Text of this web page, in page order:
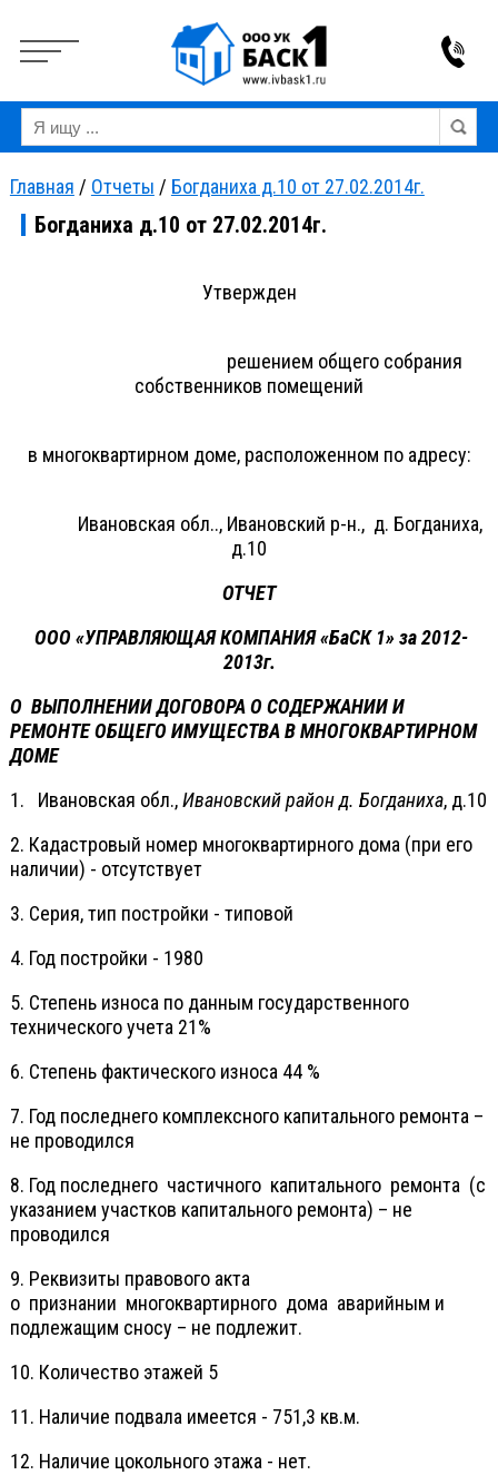
Версия для слабовидящих: Вкл Изображения: Выкл
Главная / Отчеты / Богданиха д.10 от 27.02.2014г.
Богданиха д.10 от 27.02.2014г.
Утвержден
решением общего собрания
собственников помещений
в многоквартирном доме, расположенном по адресу:
Ивановская обл.., Ивановский р-н., д. Богданиха,
д.10
ОТЧЕТ
ООО «УПРАВЛЯЮЩАЯ КОМПАНИЯ «БаСК 1» за 2012-
2013г.
О ВЫПОЛНЕНИИ ДОГОВОРА О СОДЕРЖАНИИ И
РЕМОНТЕ ОБЩЕГО ИМУЩЕСТВА В МНОГОКВАРТИРНОМ
ДОМЕ
1. Ивановская обл.,Ивановский район д. Богданиха, д.10
2. Кадастровый номер многоквартирного дома (при его
наличии) - отсутствует
3. Серия, тип постройки - типовой
4. Год постройки - 1980
5. Степень износа по данным государственного
технического учета 21%
6. Степень фактического износа 44 %
7. Год последнего комплексного капитального ремонта –
не проводился
8. Год последнего частичного капитального ремонта (с
указанием участков капитального ремонта) – не
проводился
9. Реквизиты правового акта
о признании многоквартирного дома аварийным и
подлежащим сносу – не подлежит.
10. Количество этажей 5
11. Наличие подвала имеется - 751,3 кв.м.
12. Наличие цокольного этажа - нет.